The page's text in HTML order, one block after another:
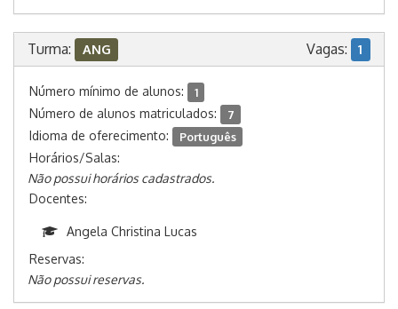
Turma: ANG Vagas: 1
Número mínimo de alunos: 1
Número de alunos matriculados: 7
Idioma de oferecimento: Português
Horários/Salas:
Não possui horários cadastrados.
Docentes:
Angela Christina Lucas
Reservas:
Não possui reservas.